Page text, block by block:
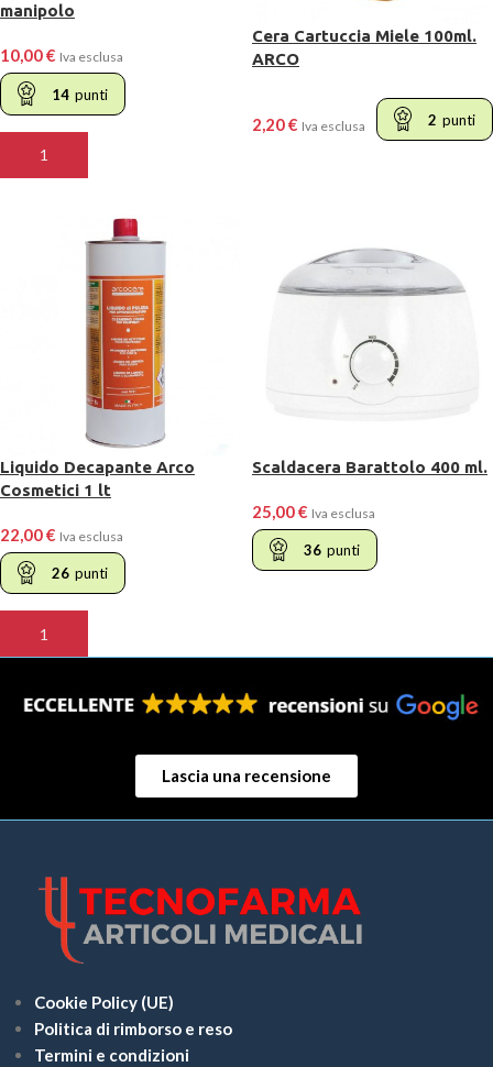
manipolo
10,00€ Iva esclusa
14 punti
AGGIUNGI AL CARRELLO
Cera Cartuccia Miele 100ml.
ARCO
2,20€ Iva esclusa 2 punti
Liquido Decapante Arco
Cosmetici 1 lt
22,00€ Iva esclusa
26 punti
AGGIUNGI AL CARRELLO
Scaldacera Barattolo 400 ml.
25,00€ Iva esclusa
36 punti
Lascia una recensione
Cookie Policy (UE)
Politica di rimborso e reso
Termini e condizioni